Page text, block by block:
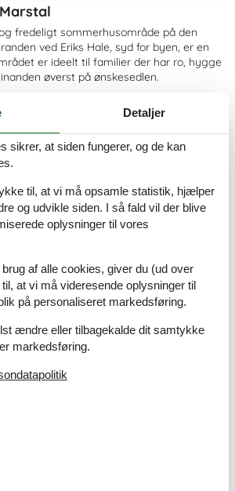
fredeligt sommerhusområde på den
ved Eriks Hale, syd for byen, er en
er ideelt til familier der har ro, hygge
øverst på ønskesedlen.
Detaljer
sikrer, at siden fungerer, og de kan
til, at vi må opsamle statistik, hjælper
og udvikle siden. I så fald vil der blive
oplysninger til vores
af alle cookies, giver du (ud over
at vi må videresende oplysninger til
på personaliseret markedsføring.
ændre eller tilbagekalde dit samtykke
markedsføring.